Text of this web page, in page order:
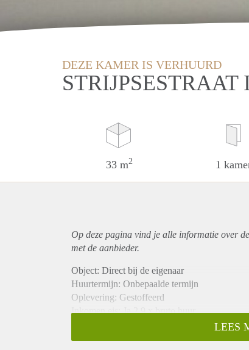
DEZE KAMER IS VERHUURD
33 m2 1
Op deze pagina vind je alle informatie over
met de aanbieder.
Object: Direct bij de eigenaar
Huurtermijn: Onbepaalde termijn
Oplevering: Gestoffeerd
Inkomen eis: Ja 2,9 x bruto huur
Borg: 1 maand
LEES